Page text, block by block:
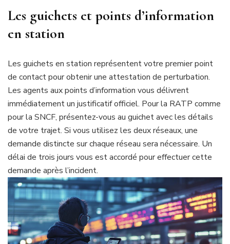
Les guichets et points d’information
en station
Les guichets en station représentent votre premier point
de contact pour obtenir une attestation de perturbation.
Les agents aux points d’information vous délivrent
immédiatement un justificatif officiel. Pour la RATP comme
pour la SNCF, présentez-vous au guichet avec les détails
de votre trajet. Si vous utilisez les deux réseaux, une
demande distincte sur chaque réseau sera nécessaire. Un
délai de trois jours vous est accordé pour effectuer cette
demande après l’incident.